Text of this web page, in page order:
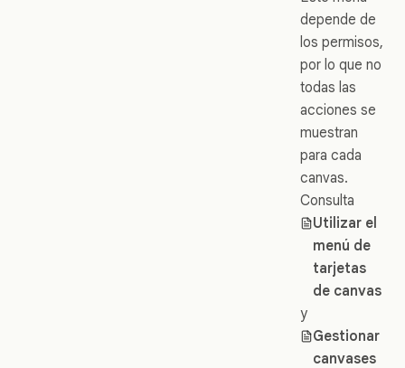
depende de
los permisos,
por lo que no
todas las
acciones se
muestran
para cada
canvas.
Consulta
Utilizar el
menú de
tarjetas
de canvas
y
Gestionar
canvases